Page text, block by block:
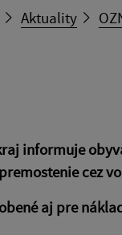
Aktuality
informuje
cez
aj pre